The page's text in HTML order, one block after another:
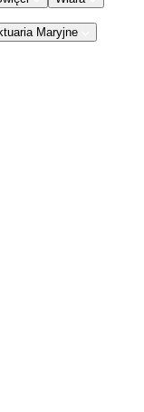
Maryjne